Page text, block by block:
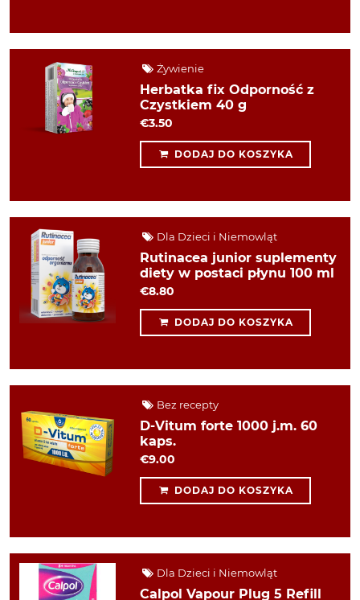
Żywienie
Herbatka fix Odporność z
Czystkiem 40 g
€3.50
DODAJ DO KOSZYKA
Dla Dzieci i Niemowląt
Rutinacea junior suplementy
diety w postaci płynu 100 ml
€8.80
DODAJ DO KOSZYKA
Bez recepty
D-Vitum forte 1000 j.m. 60
kaps.
€9.00
DODAJ DO KOSZYKA
Dla Dzieci i Niemowląt
Calpol Vapour Plug 5 Refill